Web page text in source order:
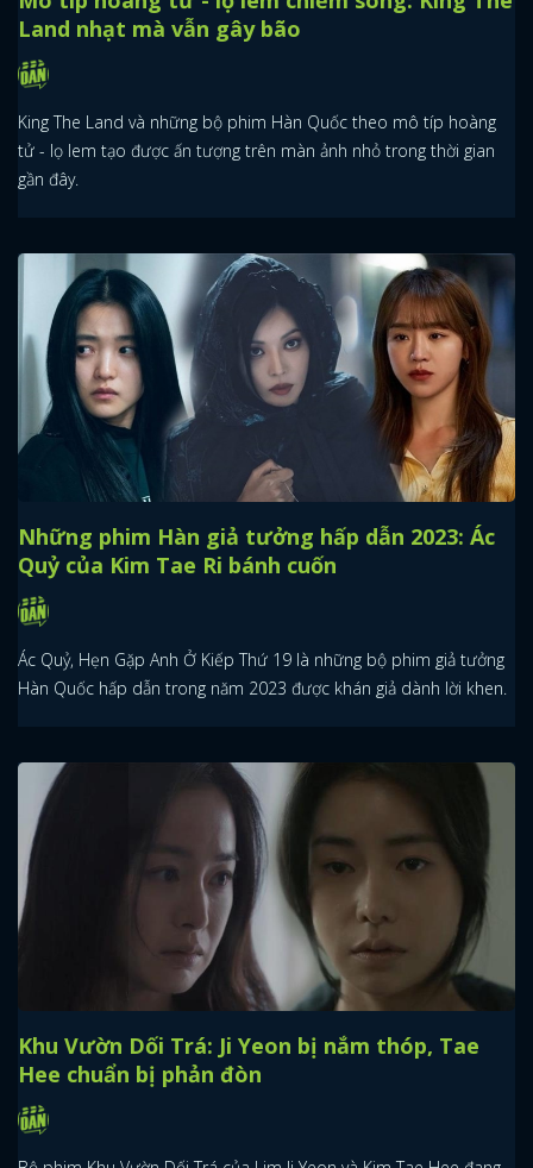
Land nhạt mà vẫn gây bão
King The Land và những bộ phim Hàn Quốc theo mô típ hoàng
tử - lọ lem tạo được ấn tượng trên màn ảnh nhỏ trong thời gian
gần đây.
Những phim Hàn giả tưởng hấp dẫn 2023: Ác
Quỷ của Kim Tae Ri bánh cuốn
Ác Quỷ, Hẹn Gặp Anh Ở Kiếp Thứ 19 là những bộ phim giả tưởng
Hàn Quốc hấp dẫn trong năm 2023 được khán giả dành lời khen.
Khu Vườn Dối Trá: Ji Yeon bị nắm thóp, Tae
Hee chuẩn bị phản đòn